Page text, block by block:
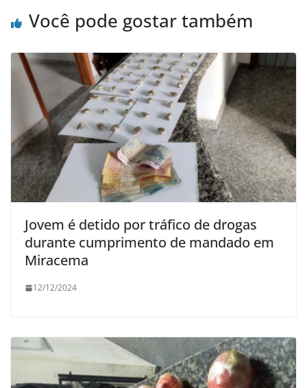
Você pode gostar também
Jovem é detido por tráfico de drogas
durante cumprimento de mandado em
Miracema
12/12/2024